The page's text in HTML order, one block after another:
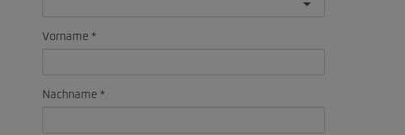
Vorname
Nachname